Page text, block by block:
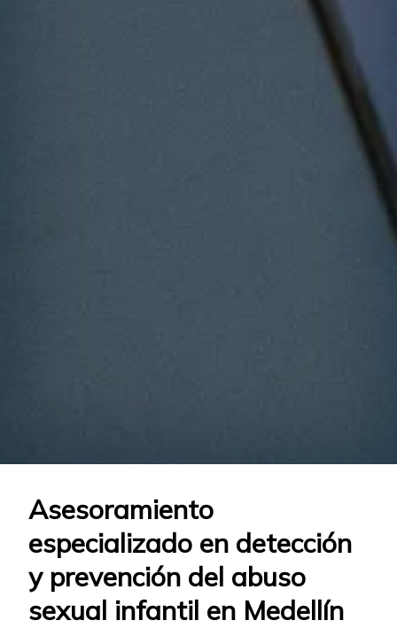
Asesoramiento
especializado en detección
y prevención del abuso
sexual infantil en Medellín